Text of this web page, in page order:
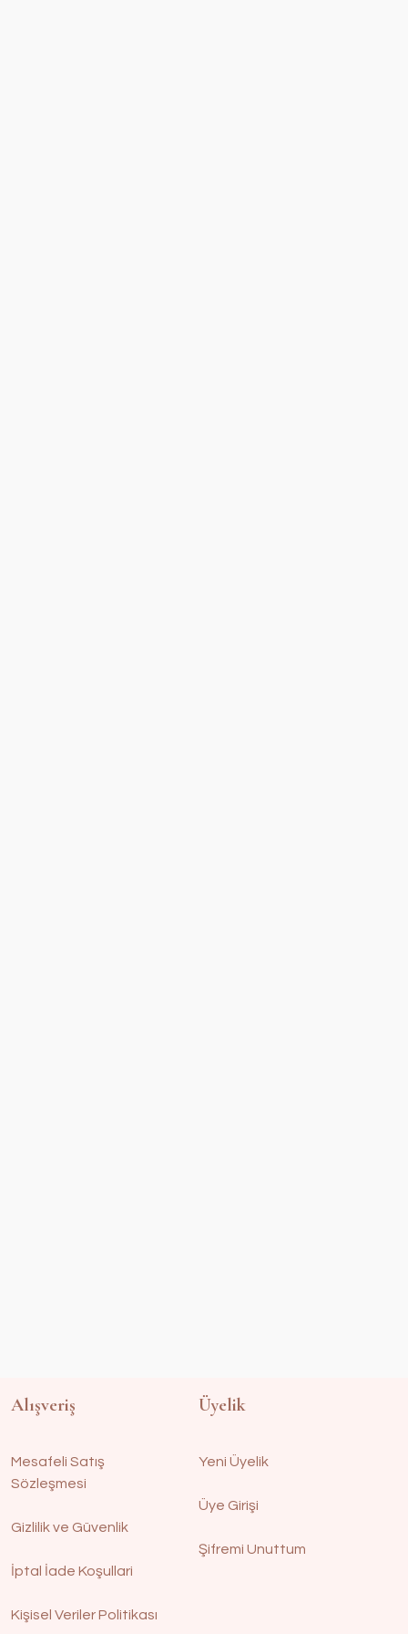
Alışveriş
Mesafeli Satış
Sözleşmesi
Gizlilik ve Güvenlik
İptal İade Koşullari
Kişisel Veriler Politikası
Üyelik
Yeni Üyelik
Üye Girişi
Şifremi Unuttum